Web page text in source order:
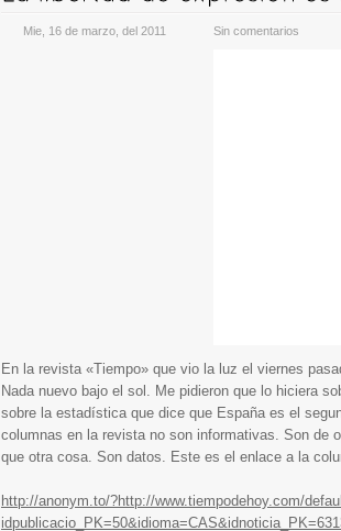
Mie, 16 de marzo, del 2011 Sin comentarios
En la revista «Tiempo» que vio la luz el viernes
Nada nuevo bajo el sol. Me pidieron que lo hiciera
sobre la estadística que dice que España es el
columnas en la revista no son informativas. Son de
que otra cosa. Son datos. Este es el enlace a la
http://anonym.to/?http://www.tiempodehoy.com/